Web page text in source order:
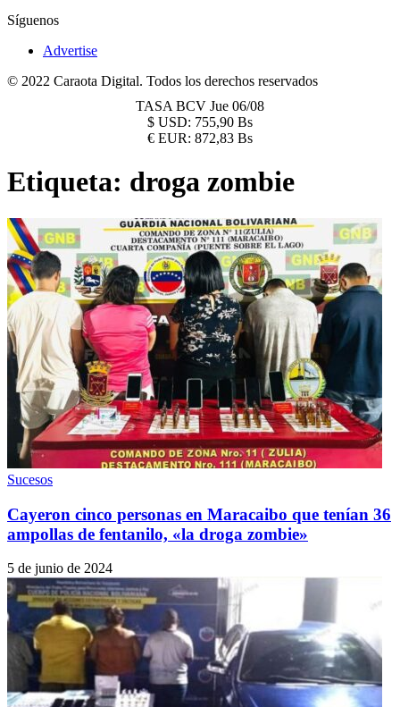
Síguenos
Advertise
© 2022 Caraota Digital. Todos los derechos reservados
TASA BCV Jue 06/08
$ USD: 755,90 Bs
€ EUR: 872,83 Bs
Etiqueta: droga zombie
Sucesos
Cayeron cinco personas en Maracaibo que tenían 36
ampollas de fentanilo, «la droga zombie»
5 de junio de 2024